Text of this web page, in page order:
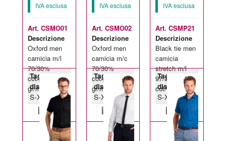
IVA esclusa
Art. CSMO01
Descrizione
Oxford men
camicia m/l
70/30%
cot/pol 135
gr/m2
Taglie
disponibili:
S-XXL
IVA esclusa
Art. CSMO02
Descrizione
Oxford men
camicia m/c
70/30%
cot/pol 135
gr/m2
Taglie
disponibili:
S-XXL
IVA esclusa
Art. CSMP21
Descrizione
Black tie men
camicia
stretch m/l
97/3%
cot/ela135
Taglie
disponibili:
S-XXL